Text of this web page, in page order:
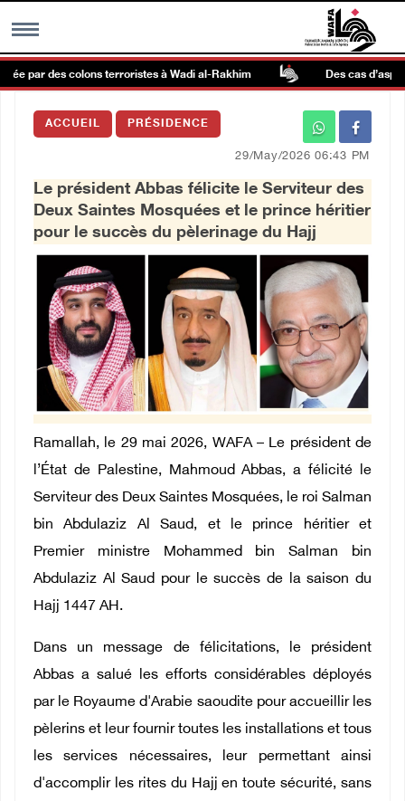
MENU
Galerie d’images
Centre palestinien
العربية
English
par des colons terroristes à Wadi al-Rakhim Des cas
ACCUEIL PRÉSIDENCE
29/May/2026 06:43 PM
Le président Abbas félicite le Serviteur des
Deux Saintes Mosquées et le prince héritier
pour le succès du pèlerinage du Hajj
Ramallah, le 29 mai 2026, WAFA – Le président de
l’État de Palestine, Mahmoud Abbas, a félicité le
Serviteur des Deux Saintes Mosquées, le roi Salman
bin Abdulaziz Al Saud, et le prince héritier et
Premier ministre Mohammed bin Salman bin
Abdulaziz Al Saud pour le succès de la saison du
Hajj 1447 AH.
Dans un message de félicitations, le président
Abbas a salué les efforts considérables déployés
par le Royaume d'Arabie saoudite pour accueillir les
pèlerins et leur fournir toutes les installations et tous
les services nécessaires, leur permettant ainsi
d'accomplir les rites du Hajj en toute sécurité, sans